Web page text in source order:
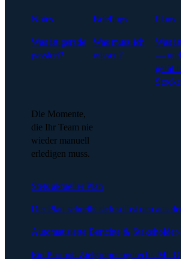
Notes
Was ist gerade
passiert?
Briefings
Was muss ich
wissen?
Plans
Was
—
gerät
Die Momente,
die Ihr Team nie
wieder manuell
erledigen muss.
Stets aktueller Plan
Der Plan schreibt sich selbst neu aus
Automatisierte Berichte &
Ein Prompt. Zielgruppengerecht. Mit